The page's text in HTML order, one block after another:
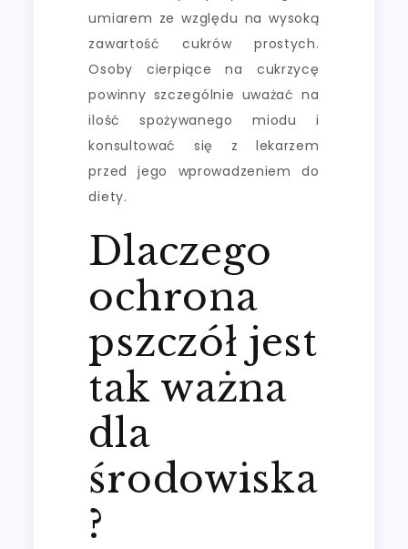
umiarem ze względu na wysoką
zawartość cukrów prostych.
Osoby cierpiące na cukrzycę
powinny szczególnie uważać na
ilość spożywanego miodu i
konsultować się z lekarzem
przed jego wprowadzeniem do
diety.
Dlaczego
ochrona
pszczół jest
tak ważna
dla
środowiska
?